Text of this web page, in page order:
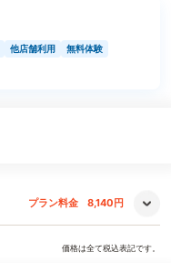
他店舗利用
無料体験
プラン料金 8,140円
価格は全て税込表記です。